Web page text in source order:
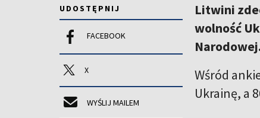
UDOSTĘPNIJ
FACEBOOK
X
WYŚLIJ MAILEM
Litwini
wolność
Wśród
Ukrainę, a